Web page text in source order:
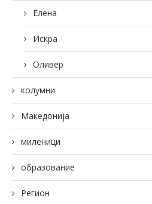
Елена
Искра
Оливер
колумни
Македонија
миленици
образование
Регион